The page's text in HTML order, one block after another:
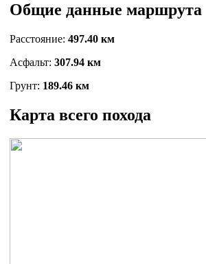
Общие данные маршрута
Расстояние: 497.40 км
Асфальт: 307.94 км
Грунт: 189.46 км
Карта всего похода